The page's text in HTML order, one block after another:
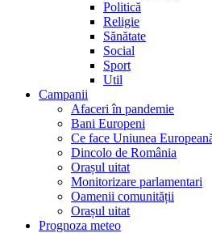
Politică
Religie
Sănătate
Social
Sport
Util
Campanii
Afaceri în pandemie
Bani Europeni
Ce face Uniunea
Dincolo de România
Orașul uitat
Monitorizare parlamentari
Oamenii comunității
Orașul uitat
Prognoza meteo